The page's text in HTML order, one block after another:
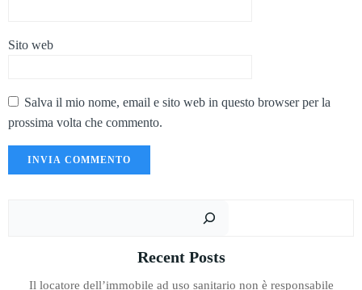
Sito web
Salva il mio nome, email e sito web in questo browser per la
prossima volta che commento.
Recent Posts
Il locatore dell’immobile ad uso sanitario non è responsabile